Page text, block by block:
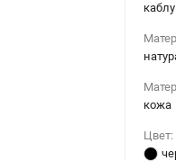
кожа
Цвет: